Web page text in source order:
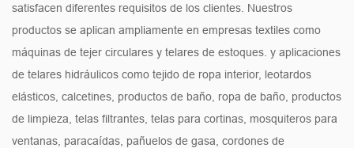
satisfacen diferentes requisitos de los clientes. Nuestros
productos se aplican ampliamente en empresas textiles como
máquinas de tejer circulares y telares de estoques. y aplicaciones
de telares hidráulicos como tejido de ropa interior, leotardos
elásticos, calcetines, productos de baño, ropa de baño, productos
de limpieza, telas filtrantes, telas para cortinas, mosquiteros para
ventanas, paracaídas, pañuelos de gasa, cordones de